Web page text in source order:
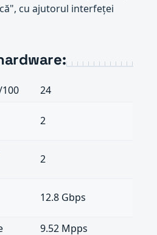
cu ajutorul interfeței
24
2
2
12.8 Gbps
9.52 Mpps